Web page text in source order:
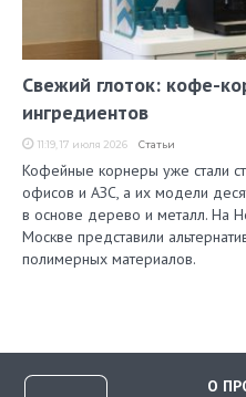
Свежий глоток: кофе-
ингредиентов
11:19, 17 июля 2026 Статьи
Кофейные корнеры уже стали
офисов и АЗС, а их модели
в основе дерево и металл. На
Москве представили
полимерных материалов.
О